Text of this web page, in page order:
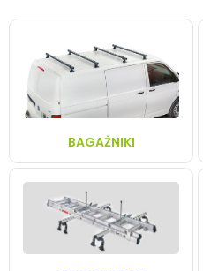
BAGAŻNIKI